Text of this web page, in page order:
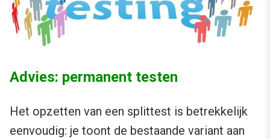
Advies: permanent testen
Het opzetten van een splittest is betrekkelijk
eenvoudig: je toont de bestaande variant aan